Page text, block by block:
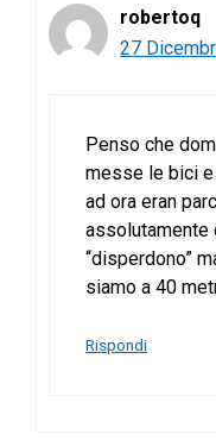
robertoq
27
Penso che
messe le bici
ad ora eran
assolutamente
“disperdono”
siamo a 40
Rispondi